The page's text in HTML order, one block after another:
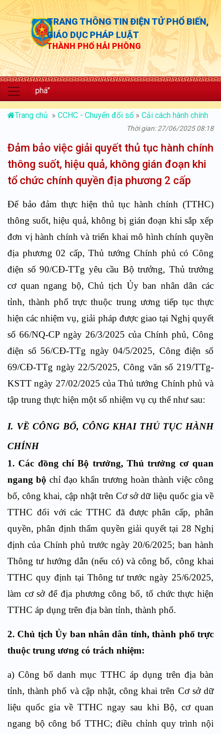
TRANG THÔNG TIN ĐIỆN TỬ PHỔ BIẾN,
GIÁO DỤC PHÁP LUẬT
THÀNH PHỐ HẢI PHÒNG
Trang chủ » CCHC - Chuyển đổi số » Cải cách hành chính
Thời gian: 27/06/2025 08:18
Đảm bảo việc giải quyết thủ tục hành chính
thông suốt, hiệu quả, không gián đoạn khi
tổ chức chính quyền địa phương 2 cấp
Để bảo đảm thực hiện thủ tục hành chính (TTHC)
thông suốt, hiệu quả, không bị gián đoạn khi sắp xếp
đơn vị hành chính và triển khai mô hình chính quyền
địa phương 02 cấp, Thủ tướng Chính phủ có Công
điện số 90/CĐ-TTg yêu cầu Bộ trưởng, Thủ trưởng
cơ quan ngang bộ, Chủ tịch Ủy ban nhân dân các
tỉnh, thành phố trực thuộc trung ương tiếp tục thực
hiện các nhiệm vụ, giải pháp được giao tại Nghị quyết
số 66/NQ-CP ngày 26/3/2025 của Chính phủ, Công
điện số 56/CĐ-TTg ngày 04/5/2025, Công điện số
69/CĐ-TTg ngày 22/5/2025, Công văn số 219/TTg-
KSTT ngày 27/02/2025 của Thủ tướng Chính phủ và
tập trung thực hiện một số nhiệm vụ cụ thể như sau:
I. VỀ CÔNG BỐ, CÔNG KHAI THỦ TỤC HÀNH
CHÍNH
1. Các đồng chí Bộ trưởng, Thủ trưởng cơ quan
ngang bộ chỉ đạo khẩn trương hoàn thành việc công
bố, công khai, cập nhật trên Cơ sở dữ liệu quốc gia về
TTHC đối với các TTHC đã được phân cấp, phân
quyền, phân định thẩm quyền giải quyết tại 28 Nghị
định của Chính phủ trước ngày 20/6/2025; ban hành
Thông tư hướng dẫn (nếu có) và công bố, công khai
TTHC quy định tại Thông tư trước ngày 25/6/2025,
làm cơ sở để địa phương công bố, tổ chức thực hiện
TTHC áp dụng trên địa bàn tỉnh, thành phố.
2. Chủ tịch Ủy ban nhân dân tỉnh, thành phố trực
thuộc trung ương có trách nhiệm:
a) Công bố danh mục TTHC áp dụng trên địa bàn
tỉnh, thành phố và cập nhật, công khai trên Cơ sở dữ
liệu quốc gia về TTHC ngay sau khi Bộ, cơ quan
ngang bộ công bố TTHC; điều chỉnh quy trình nội